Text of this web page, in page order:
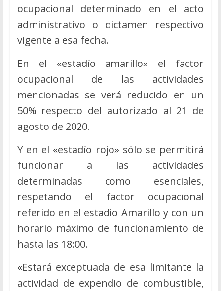
ocupacional determinado en el acto
administrativo o dictamen respectivo
vigente a esa fecha.
En el «estadío amarillo» el factor
ocupacional de las actividades
mencionadas se verá reducido en un
50% respecto del autorizado al 21 de
agosto de 2020.
Y en el «estadío rojo» sólo se permitirá
funcionar a las actividades
determinadas como esenciales,
respetando el factor ocupacional
referido en el estadio Amarillo y con un
horario máximo de funcionamiento de
hasta las 18:00.
«Estará exceptuada de esa limitante la
actividad de expendio de combustible,